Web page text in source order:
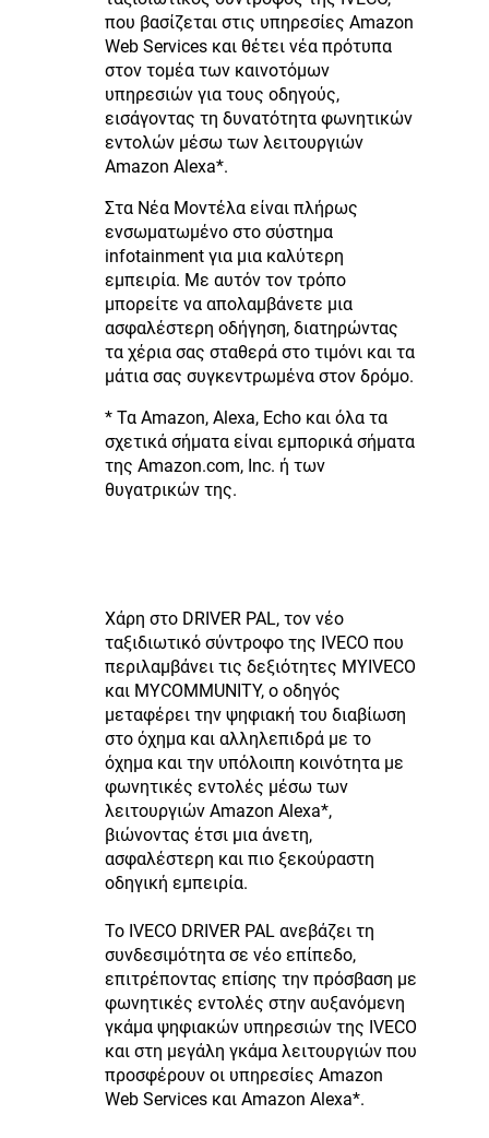
που βασίζεται στις υπηρεσίες Amazon
Web Services και θέτει νέα πρότυπα
στον τομέα των καινοτόμων
υπηρεσιών για τους οδηγούς,
εισάγοντας τη δυνατότητα φωνητικών
εντολών μέσω των λειτουργιών
Amazon Alexa*.
Στα Νέα Μοντέλα είναι πλήρως
ενσωματωμένο στο σύστημα
infotainment για μια καλύτερη
εμπειρία. Με αυτόν τον τρόπο
μπορείτε να απολαμβάνετε μια
ασφαλέστερη οδήγηση, διατηρώντας
τα χέρια σας σταθερά στο τιμόνι και τα
μάτια σας συγκεντρωμένα στον δρόμο.
* Τα Amazon, Alexa, Echo και όλα τα
σχετικά σήματα είναι εμπορικά σήματα
της Amazon.com, Inc. ή των
θυγατρικών της.
Χάρη στο DRIVER PAL, τον νέο
ταξιδιωτικό σύντροφο της IVECO που
περιλαμβάνει τις δεξιότητες MYIVECO
και MYCOMMUNITY, ο οδηγός
μεταφέρει την ψηφιακή του διαβίωση
στο όχημα και αλληλεπιδρά με το
όχημα και την υπόλοιπη κοινότητα με
φωνητικές εντολές μέσω των
λειτουργιών Amazon Alexa*,
βιώνοντας έτσι μια άνετη,
ασφαλέστερη και πιο ξεκούραστη
οδηγική εμπειρία.
Το IVECO DRIVER PAL ανεβάζει τη
συνδεσιμότητα σε νέο επίπεδο,
επιτρέποντας επίσης την πρόσβαση με
φωνητικές εντολές στην αυξανόμενη
γκάμα ψηφιακών υπηρεσιών της IVECO
και στη μεγάλη γκάμα λειτουργιών που
προσφέρουν οι υπηρεσίες Amazon
Web Services και Amazon Alexa*.